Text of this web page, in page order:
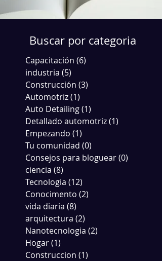
Buscar por categoria
Capacitación (6)
industria (5)
Construcción (3)
Automotriz(1)
Auto Detailing(1)
Detallado automotriz(1)
Empezando (1)
Tu comunidad (0)
Consejos para bloguear(0)
ciencia (8)
Tecnologia (12)
Conocimento (2)
vida diaria (8)
arquitectura (2)
Nanotecnologia (2)
Hogar(1)
Construccion (1)